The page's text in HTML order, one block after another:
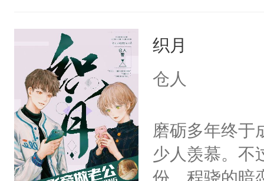
武流苏势要查
忙，武流苏
经起伏，在成
炆对自己始终
最后关头帮赵
想，需得寸
想往哪里跑呢
的夫人，你倒
手投降，说：
我背后拿开？”
织月
仓人
磨砺多年终于
少人羡慕。不
份。程骁的暗